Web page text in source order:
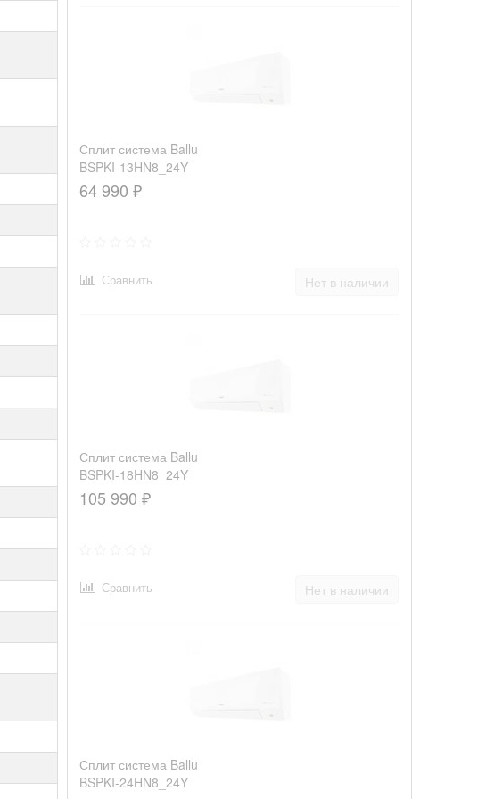
Сплит система Ballu
BSPKI-13HN8_24Y
64 990 ₽
Нет в наличии
Сравнить
Сплит система Ballu
BSPKI-18HN8_24Y
105 990 ₽
Нет в наличии
Сравнить
Сплит система Ballu
BSPKI-24HN8_24Y